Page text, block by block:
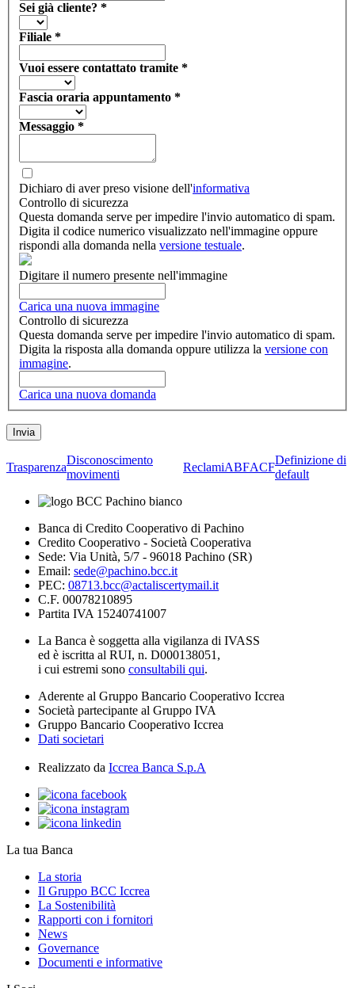
Sei già cliente? *
Filiale *
Vuoi essere contattato tramite *
Fascia oraria appuntamento *
Messaggio *
Dichiaro di aver preso visione dell'informativa
Controllo di sicurezza
Questa domanda serve per impedire l'invio automatico di spam.
Digita il codice numerico visualizzato nell'immagine oppure
rispondi alla domanda nella versione testuale.
Digitare il numero presente nell'immagine
Carica una nuova immagine
Controllo di sicurezza
Questa domanda serve per impedire l'invio automatico di spam.
Digita la risposta alla domanda oppure utilizza la versione con
immagine.
Carica una nuova domanda
Trasparenza
Disconoscimento
movimenti
ReclamiABFACF
Definizione di
default
Banca di Credito Cooperativo di Pachino
Credito Cooperativo - Società Cooperativa
Sede: Via Unità, 5/7 - 96018 Pachino (SR)
Email: sede@pachino.bcc.it
PEC: 08713.bcc@actaliscertymail.it
C.F. 00078210895
Partita IVA 15240741007
La Banca è soggetta alla vigilanza di IVASS
ed è iscritta al RUI, n. D000138051,
i cui estremi sono consultabili qui.
Aderente al Gruppo Bancario Cooperativo Iccrea
Società partecipante al Gruppo IVA
Gruppo Bancario Cooperativo Iccrea
Dati societari
Realizzato da Iccrea Banca S.p.A
La tua Banca
La storia
Il Gruppo BCC Iccrea
La Sostenibilità
Rapporti con i fornitori
News
Governance
Documenti e informative